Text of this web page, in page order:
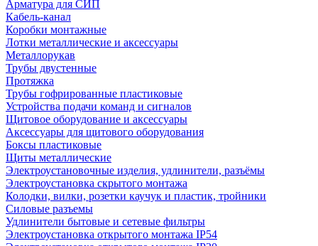
Арматура для СИП
Кабель-канал
Коробки монтажные
Лотки металлические и аксессуары
Металлорукав
Трубы двустенные
Протяжка
Трубы гофрированные пластиковые
Устройства подачи команд и сигналов
Щитовое оборудование и аксессуары
Аксессуары для щитового оборудования
Боксы пластиковые
Щиты металлические
Электроустановочные изделия, удлинители, разъёмы
Электроустановка скрытого монтажа
Колодки, вилки, розетки каучук и пластик, тройники
Силовые разъемы
Удлинители бытовые и сетевые фильтры
Электроустановка открытого монтажа IP54